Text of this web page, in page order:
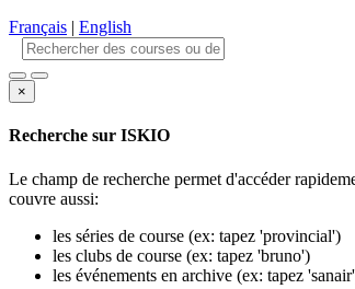
Français | English
×
Recherche sur ISKIO
Le champ de recherche permet d'accéder
couvre aussi:
les séries de course (ex: tapez 'provincial')
les clubs de course (ex: tapez 'bruno')
les événements en archive (ex: tapez